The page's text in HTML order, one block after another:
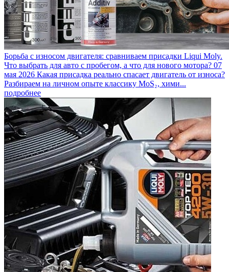
Борьба с износом двигателя: сравниваем присадки Liqui Moly.
Что выбрать для авто с пробегом, а что для нового мотора? 07
мая 2026 Какая присадка реально спасает двигатель от износа?
Разбираем на личном опыте классику MoS₂, хими...
подробнее